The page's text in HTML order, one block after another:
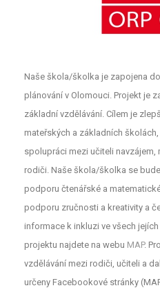
Naše škola/školka je zapojena
plánování v Olomouci. Projekt je
základní vzdělávání. Cílem je
mateřských a základních
spolupráci mezi učiteli
rodiči. Naše škola/školka se
podporu čtenářské a
podporu zručnosti a kreativity a
informace k inkluzi ve všech
projektu najdete na webu MAP.
vzdělávání mezi rodiči, učiteli a
určeny Facebookové stránky